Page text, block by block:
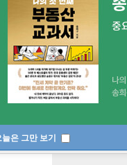
늘은 그만 보기
(Ltd)(4 Bonus